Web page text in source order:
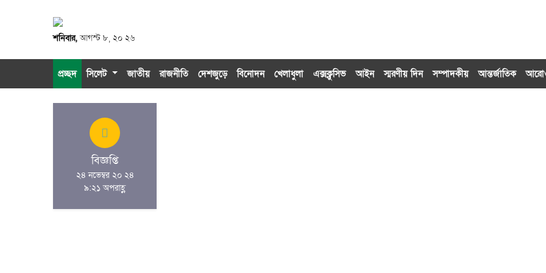
শনিবার,আগস্ট ৮, ২০ ২৬
প্রচ্ছদ সিলেট জাতীয় রাজনীতি দেশজুড়ে বিনোদন খেলাধুলা এক্সক্লু‌সিভ আইন স্মরণীয় দিন সম্পাদকীয় আন্তর্জাতিক
বিজ্ঞপ্তি
২৪ নভেম্বর ২০ ২৪
৯:২১ অপরাহ্ণ